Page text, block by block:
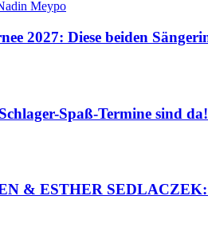
2027: Diese beiden
Spaß-Termine sind
& ESTHER SEDLACZEK: